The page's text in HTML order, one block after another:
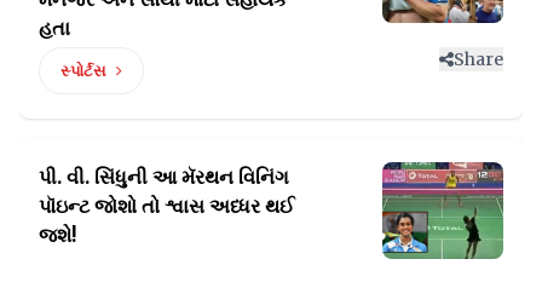
હતા
સ્પોર્ટસ
Share
પી. વી. સિંધુની આ મૅરથન વિનિંગ
પૉઇન્ટજોશો તો શ્વાસ અધ્ધર થઈ
જશે!